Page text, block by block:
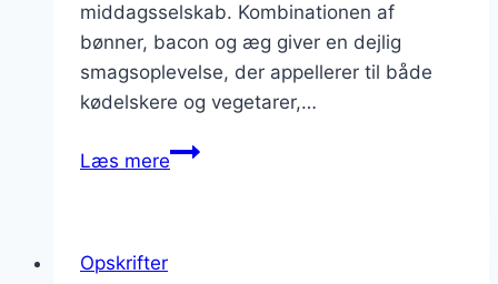
middagsselskab. Kombinationen af
bønner, bacon og æg giver en dejlig
smagsoplevelse, der appellerer til både
kødelskere og vegetarer,…
Læs mereBønnesalat
Opskrifter